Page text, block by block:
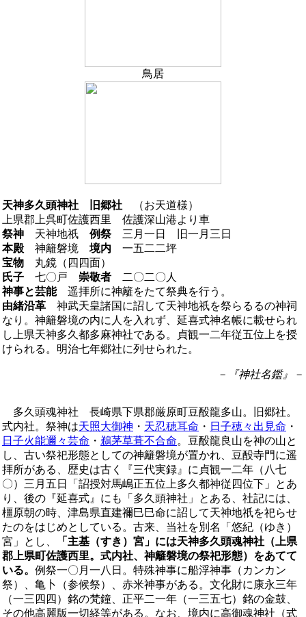
鳥居
天神多久頭神社 旧郷社 （お天道様）
上県郡上呉町佐護西里 佐護深山港より車
祭神 天神地祇 例祭三月一日 旧一月三日
本殿神籬磐境 境内 一五二二坪
宝物 丸鏡（四四面）
氏子 七〇戸 崇敬者 二〇二〇人
神事と芸能遥拝所に神籬をたて祭典を行う。
由緒沿革 神武天皇諸国に詔して天神地祇を祭らるるの神祠
なり。神籬磐境の内に人を入れず、延喜式神名帳に載せられ
し上県天神多久都多麻神社である。貞観一二年従五位上を授
けられる。明治七年郷社に列せられた。
－『神社名鑑』－
多久頭魂神社 長崎県下県郡厳原町豆酘龍多山。旧郷社。
式内社。祭神は天照大御神 ・ 天忍穂耳命 ・ 日子穂々出見命 ・
日子火能邇々芸命 ・ 鵜茅草葺不合命。豆酘龍良山を神の山と
し、古い祭祀形態としての神籬磐境が置かれ、豆酘寺門に遥
拝所がある、歴史は古く『三代実録』に貞観一二年（八七
〇）三月五日「詔授対馬嶋正五位上多久都神従四位下」とあ
り、後の『延喜式』にも「多久頭神社」とある、社記には、
橿原朝の時、津島県直建禰巳巳命に詔して天神地祇を祀らせ
たのをはじめとしている。古来、当社を別名「悠紀（ゆき）
宮」とし、
「主基（すき）宮」には天神多久頭魂神社（上県
郡上県町佐護西里。式内社、神籬磐境の祭祀形態）をあてて
いる。 例祭一〇月一八日。特殊神事に船浮神事（カンカン
祭）、亀卜（参候祭）、赤米神事がある。文化財に康永三年
（一三四四）銘の梵鐘、正平二一年（一三五七）銘の金鼓、
その他高麗版一切経等がある。なお、境内に高御魂神社（式